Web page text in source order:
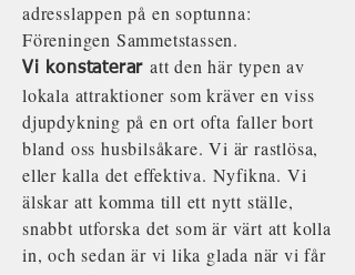
adresslappen på en soptunna:
Föreningen Sammetstassen.
Vi konstaterar att den här typen av
lokala attraktioner som kräver en viss
djupdykning på en ort ofta faller bort
bland oss husbilsåkare. Vi är rastlösa,
eller kalla det effektiva. Nyfikna. Vi
älskar att komma till ett nytt ställe,
snabbt utforska det som är värt att kolla
in, och sedan är vi lika glada när vi får